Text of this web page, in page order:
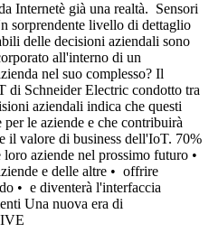
Internetè già una realtà. Sensori
sorprendente livello di dettaglio
delle decisioni aziendali sono
all'interno di un
nel suo complesso? Il
di Schneider Electric condotto tra
aziendali indica che questi
le aziende e che contribuirà
il valore di business dell'IoT. 70%
aziende nel prossimo futuro •
e delle altre • offrire
• e diventerà l'interfaccia
Una nuova era di